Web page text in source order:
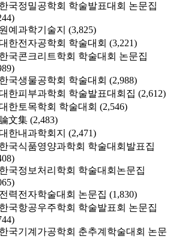
한국정밀공학회 학술발표대회 논문집
원예과학기술지 (3,825)
한전자공학회 학술대회 (3,221)
한국콘크리트학회 학술대회 논문집
한국생물공학회 학술대회 (2,988)
한피부과학회 학술발표대회집 (2,612)
한토목학회 학술대회 (2,546)
文集 (2,483)
한내과학회지 (2,471)
한국식품영양과학회 학술대회발표집
한국정보처리학회 학술대회논문집
전력전자학술대회 논문집 (1,830)
한국항공우주학회 학술발표회 논문집
한국기계가공학회 춘추계학술대회 논문